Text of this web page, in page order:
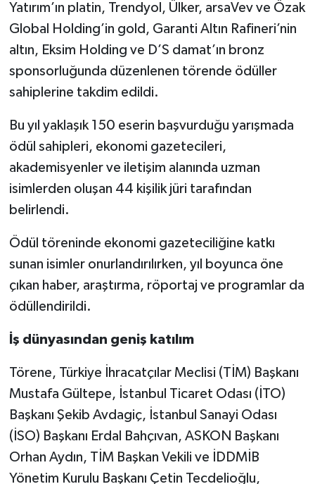
Yatırım’ın platin, Trendyol, Ülker, arsaVev ve Özak
Global Holding’in gold, Garanti Altın Rafineri’nin
altın, Eksim Holding ve D’S damat’ın bronz
sponsorluğunda düzenlenen törende ödüller
sahiplerine takdim edildi.
Bu yıl yaklaşık 150 eserin başvurduğu yarışmada
ödül sahipleri, ekonomi gazetecileri,
akademisyenler ve iletişim alanında uzman
isimlerden oluşan 44 kişilik jüri tarafından
belirlendi.
Ödül töreninde ekonomi gazeteciliğine katkı
sunan isimler onurlandırılırken, yıl boyunca öne
çıkan haber, araştırma, röportaj ve programlar da
ödüllendirildi.
İş dünyasından geniş katılım
Törene, Türkiye İhracatçılar Meclisi (TİM) Başkanı
Mustafa Gültepe, İstanbul Ticaret Odası (İTO)
Başkanı Şekib Avdagiç, İstanbul Sanayi Odası
(İSO) Başkanı Erdal Bahçıvan, ASKON Başkanı
Orhan Aydın, TİM Başkan Vekili ve İDDMİB
Yönetim Kurulu Başkanı Çetin Tecdelioğlu,